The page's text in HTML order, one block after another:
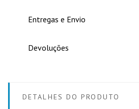
Entregas e Envio
Devoluções
DETALHES DO PRODUTO